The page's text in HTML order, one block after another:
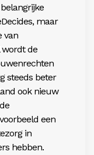
maar
van
wordt de
steeds beter
ook nieuw
een
in
hebben.